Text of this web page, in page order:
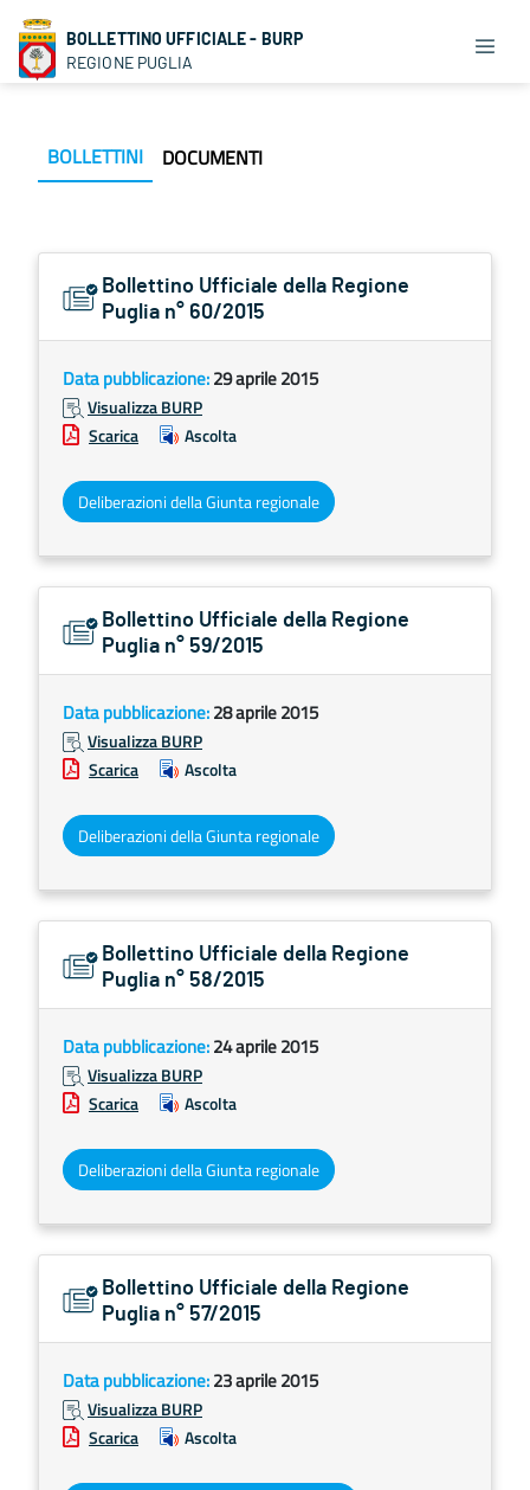
BOLLETTINO UFFICIALE - BURP
REGIONE PUGLIA
BOLLETTINI DOCUMENTI
Bollettino Ufficiale della Regione
Puglia n° 60/2015
Data pubblicazione:29 aprile 2015
Visualizza BURP
Scarica
Ascolta
Deliberazioni della Giunta regionale
Bollettino Ufficiale della Regione
Puglia n° 59/2015
Data pubblicazione:28 aprile 2015
Visualizza BURP
Scarica
Ascolta
Deliberazioni della Giunta regionale
Bollettino Ufficiale della Regione
Puglia n° 58/2015
Data pubblicazione:24 aprile 2015
Visualizza BURP
Scarica
Ascolta
Deliberazioni della Giunta regionale
Bollettino Ufficiale della Regione
Puglia n° 57/2015
Data pubblicazione:23 aprile 2015
Visualizza BURP
Scarica
Ascolta